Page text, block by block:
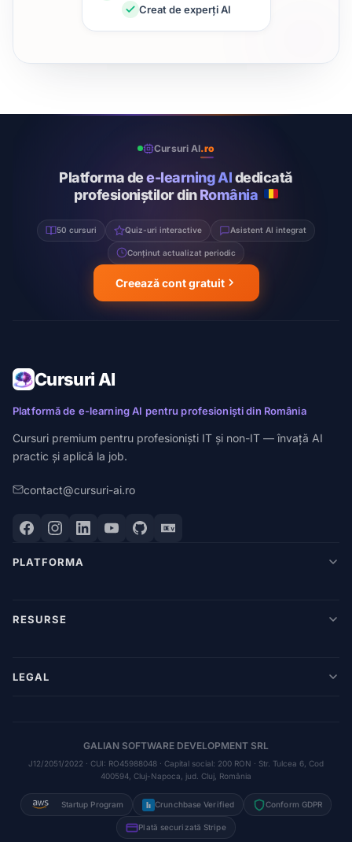
Creat de experți AI
Cursuri AI.ro
Platforma dee-learning AIdedicată
profesioniștilor dinRomânia
50 cursuri Quiz-uri interactive Asistent AI integrat
Conținut actualizat periodic
Creează cont gratuit
Cursuri AI
Platformă de e-learning AI pentru profesioniști din România
Cursuri premium pentru profesioniști IT și non-IT — învață AI
practic și aplică la job.
contact@cursuri-ai.ro
PLATFORMA
RESURSE
LEGAL
GALIAN SOFTWARE DEVELOPMENT SRL
J12/2051/2022 · CUI: RO45988048 · Capital social: 200 RON · Str. Tulcea 6, Cod
400594, Cluj-Napoca, jud. Cluj, România
Startup Program Crunchbase Verified Conform GDPR
Plată securizată Stripe